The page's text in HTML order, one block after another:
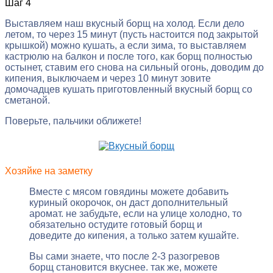
Шаг 4
Выставляем наш вкусный борщ на холод. Если дело
летом, то через 15 минут (пусть настоится под закрытой
крышкой) можно кушать, а если зима, то выставляем
кастрюлю на балкон и после того, как борщ полностью
остынет, ставим его снова на сильный огонь, доводим до
кипения, выключаем и через 10 минут зовите
домочадцев кушать приготовленный вкусный борщ со
сметаной.
Поверьте, пальчики оближете!
Хозяйке на заметку
Вместе с мясом говядины можете добавить
куриный окорочок, он даст дополнительный
аромат. не забудьте, если на улице холодно, то
обязательно остудите готовый борщ и
доведите до кипения, а только затем кушайте.
Вы сами знаете, что после 2-3 разогревов
борщ становится вкуснее. так же, можете